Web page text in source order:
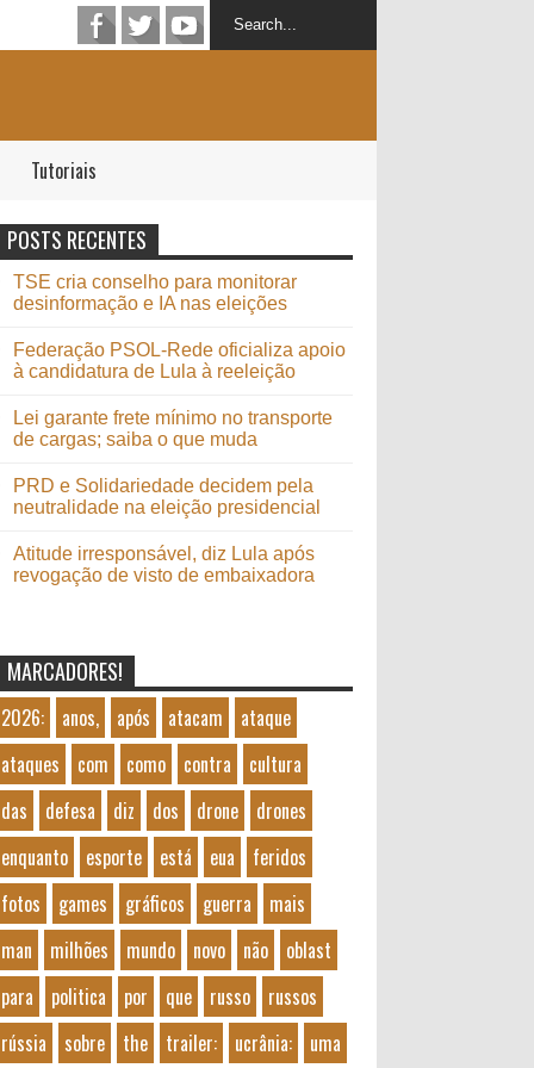
Tutoriais
POSTS RECENTES
TSE cria conselho para monitorar
desinformação e IA nas eleições
Federação PSOL-Rede oficializa apoio
à candidatura de Lula à reeleição
Lei garante frete mínimo no transporte
de cargas; saiba o que muda
PRD e Solidariedade decidem pela
neutralidade na eleição presidencial
Atitude irresponsável, diz Lula após
revogação de visto de embaixadora
MARCADORES!
2026: anos, após atacam
ataque
ataques
com como contra
cultura
das
defesa diz dos drone
drones
enquanto
esporte está eua
feridos
fotos
games gráficos guerra
mais
man
milhões mundo novo não
oblast
para
politica por que russo
russos
rússia
sobre the trailer: ucrânia:
uma